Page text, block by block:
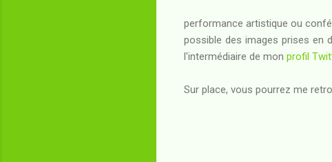
performance artistique ou
possible des images prises en
l'intermédiaire de mon profil
Sur place, vous pourrez me